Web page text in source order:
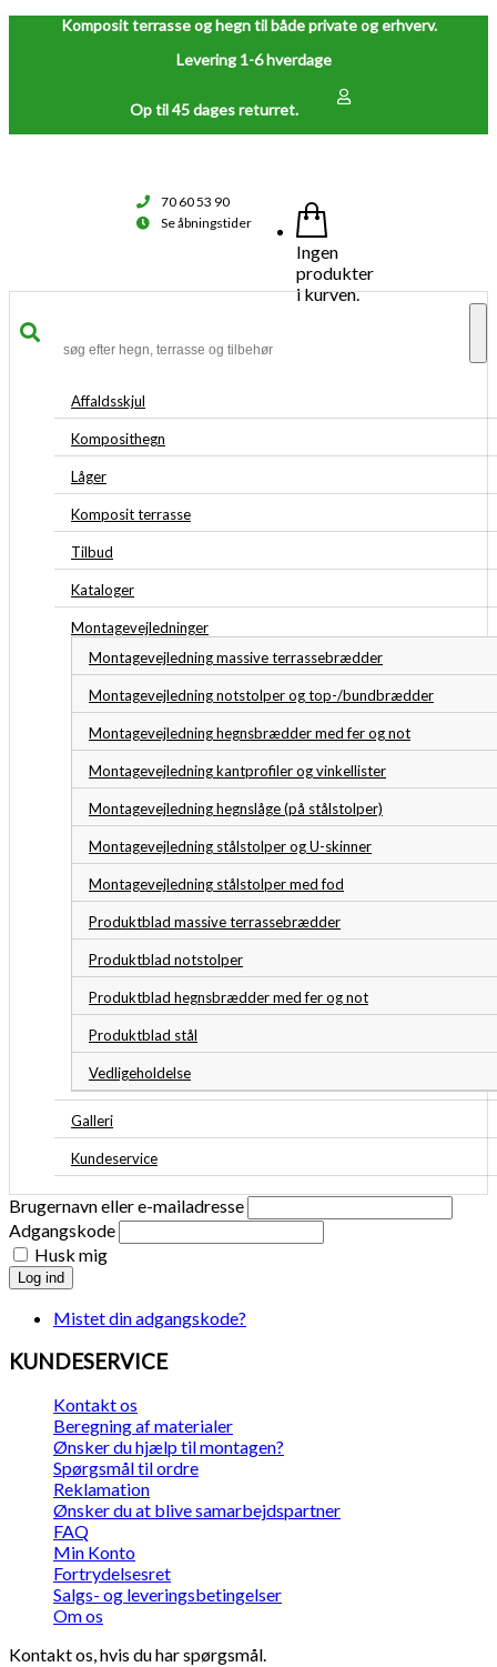
Komposit terrasse og hegn til både private og erhverv.
Levering 1-6 hverdage
Op til 45 dages returret.
70 60 53 90
Se åbningstider
Ingen
produkter
i kurven.
Affaldsskjul
Komposithegn
Låger
Komposit terrasse
Tilbud
Kataloger
Montagevejledninger
Montagevejledning massive terrassebrædder
Montagevejledning notstolper og top-/bundbrædder
Montagevejledning hegnsbrædder med fer og not
Montagevejledning kantprofiler og vinkellister
Montagevejledning hegnslåge (på stålstolper)
Montagevejledning stålstolper og U-skinner
Montagevejledning stålstolper med fod
Produktblad massive terrassebrædder
Produktblad notstolper
Produktblad hegnsbrædder med fer og not
Produktblad stål
Vedligeholdelse
Galleri
Kundeservice
Brugernavn eller e-mailadresse
Adgangskode
Husk mig
Log ind
Mistet din adgangskode?
KUNDESERVICE
Kontakt os
Beregning af materialer
Ønsker du hjælp til montagen?
Spørgsmål til ordre
Reklamation
Ønsker du at blive samarbejdspartner
FAQ
Min Konto
Fortrydelsesret
Salgs- og leveringsbetingelser
Om os
Kontakt os, hvis du har spørgsmål.